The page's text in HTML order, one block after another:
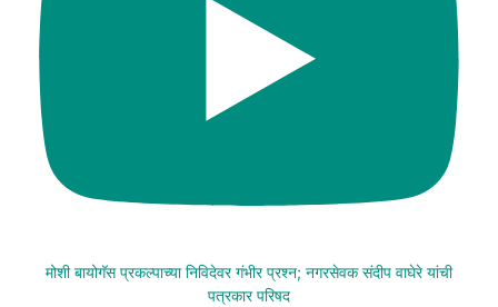
मोशी बायोगॅस प्रकल्पाच्या निविदेवर गंभीर प्रश्न; नगरसेवक संदीप वाघेरे यांची
पत्रकार परिषद